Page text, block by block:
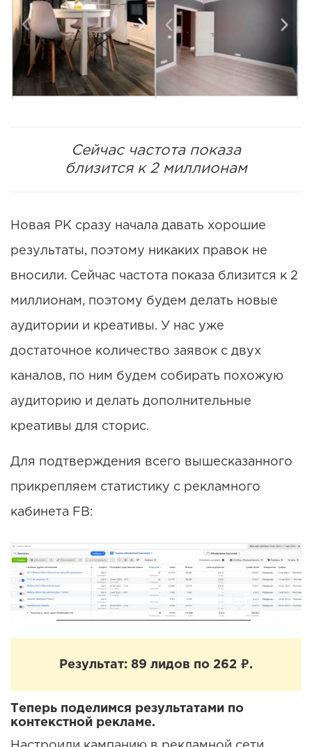
Сейчас частота показа
близится к 2 миллионам
Новая РК сразу начала давать хорошие
результаты, поэтому никаких правок не
вносили. Сейчас частота показа близится к 2
миллионам, поэтому будем делать новые
аудитории и креативы. У нас уже
достаточное количество заявок с двух
каналов, по ним будем собирать похожую
аудиторию и делать дополнительные
креативы для сторис.
Для подтверждения всего вышесказанного
прикрепляем статистику с рекламного
кабинета FB:
Результат: 89 лидов по 262 ₽.
Теперь поделимся результатами по
контекстной рекламе.